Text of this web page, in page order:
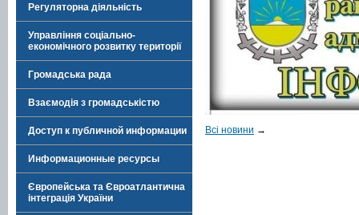
Регуляторна діяльність
Управління соціально-
економічного розвитку території
Громадська рада
Взаємодія з громадськістю
Доступ к публичной информации
Информационные ресурсы
Європейська та Євроатлантична
інтеграція України
Всі новини →